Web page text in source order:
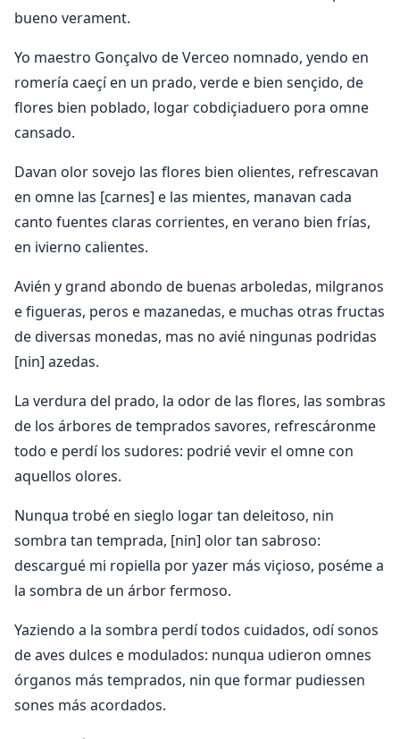
bueno verament.
Yo maestro Gonçalvo de Verceo nomnado, yendo en
romería caeçí en un prado, verde e bien sençido, de
flores bien poblado, logar cobdiçiaduero pora omne
cansado.
Davan olor sovejo las flores bien olientes, refrescavan
en omne las [carnes] e las mientes, manavan cada
canto fuentes claras corrientes, en verano bien frías,
en ivierno calientes.
Avién y grand abondo de buenas arboledas, milgranos
e figueras, peros e mazanedas, e muchas otras fructas
de diversas monedas, mas no avié ningunas podridas
[nin] azedas.
La verdura del prado, la odor de las flores, las sombras
de los árbores de temprados savores, refrescáronme
todo e perdí los sudores: podrié vevir el omne con
aquellos olores.
Nunqua trobé en sieglo logar tan deleitoso, nin
sombra tan temprada, [nin] olor tan sabroso:
descargué mi ropiella por yazer más viçioso, poséme a
la sombra de un árbor fermoso.
Yaziendo a la sombra perdí todos cuidados, odí sonos
de aves dulces e modulados: nunqua udieron omnes
órganos más temprados, nin que formar pudiessen
sones más acordados.